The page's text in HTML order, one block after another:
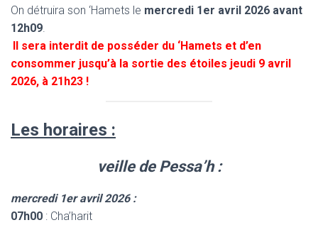
On détruira son ‘Hamets le mercredi 1er avril 2026 avant
12h09.
Il sera interdit de posséder du ‘Hamets et d’en
consommer jusqu’à la sortie des étoiles jeudi 9 avril
2026, à 21h23 !
Les horaires :
veille de Pessa’h :
mercredi 1er avril 2026 :
07h00 : Cha’harit